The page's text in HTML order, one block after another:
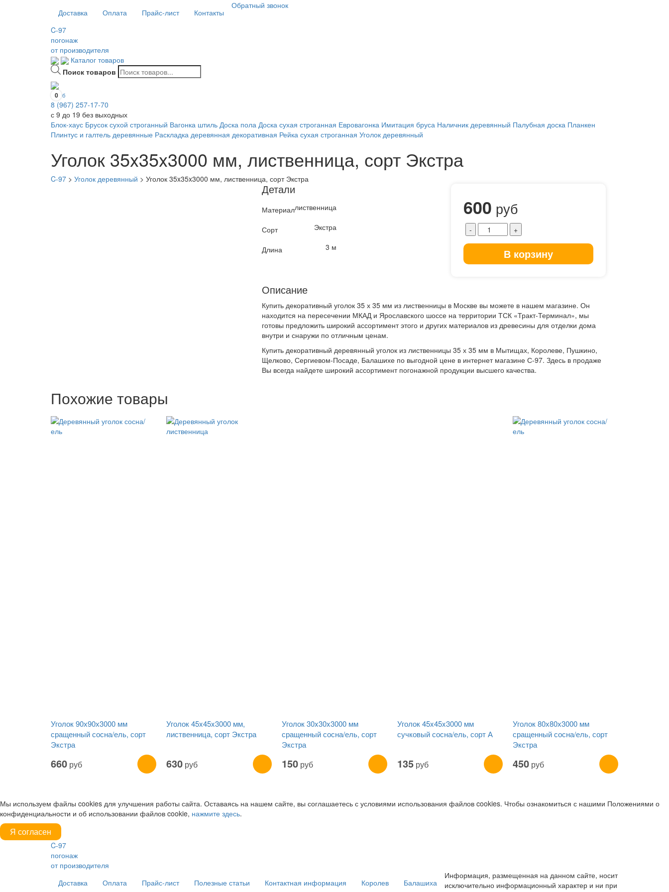
Доставка Оплата Прайс-лист Контакты
Обратный звонок
C-97
погонаж
от производителя
Каталог товаров
Поиск товаров
0
руб
8 (967) 257-17-70
с 9 до 19 без выходных
Блок-хаус Брусок сухой строганный Вагонка штиль Доска пола Доска сухая строганная Евровагонка Имитация бруса Наличник деревянный Палубная доска Планкен
Плинтус и галтель деревянные Раскладка деревянная декоративная Рейка сухая строганная Уголок деревянный
Уголок 35x35x3000 мм, лиственница, сорт Экстра
C-97 > Уголок деревянный > Уголок 35x35x3000 мм, лиственница, сорт Экстра
600 руб
В корзину
Описание
Купить декоративный уголок 35 х 35 мм из лиственницы в Москве вы можете в нашем магазине. Он
находится на пересечении МКАД и Ярославского шоссе на территории ТСК «Тракт-Терминал», мы
готовы предложить широкий ассортимент этого и других материалов из древесины для отделки дома
внутри и снаружи по отличным ценам.
Купить декоративный деревянный уголок из лиственницы 35 х 35 мм в Мытищах, Королеве, Пушкино,
Щелково, Сергиевом-Посаде, Балашихе по выгодной цене в интернет магазине С-97. Здесь в продаже
Вы всегда найдете широкий ассортимент погонажной продукции высшего качества.
Детали
Материаллиственница
Сорт Экстра
Длина 3 м
Похожие товары
Уголок 90х90х3000 мм
сращенный сосна/ель, сорт
Экстра
660 руб
Уголок 45x45x3000 мм,
лиственница, сорт Экстра
630 руб
Уголок 30x30x3000 мм
сращенный сосна/ель, сорт
Экстра
150 руб
Уголок 45x45x3000 мм
сучковый сосна/ель, сорт А
135 руб
Уголок 80х80х3000 мм
сращенный сосна/ель, сорт
Экстра
450 руб
Мы используем файлы cookies для улучшения работы сайта. Оставаясь на нашем сайте, вы соглашаетесь с условиями использования файлов cookies. Чтобы ознакомиться с нашими Положениями о
конфиденциальности и об использовании файлов cookie, нажмите здесь.
Я согласен
C-97
погонаж
от производителя
Доставка
Оплата Прайс-лист Полезные статьи Контактная информация Королев Балашиха
Информация, размещенная на данном сайте, носит
исключительно информационный характер и ни при